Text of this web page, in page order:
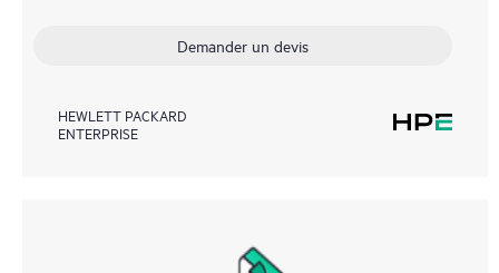
Demander un devis
HEWLETT PACKARD
ENTERPRISE